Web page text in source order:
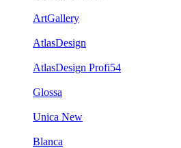
ArtGallery
AtlasDesign
AtlasDesign Profi54
Glossa
Unica New
Blanca